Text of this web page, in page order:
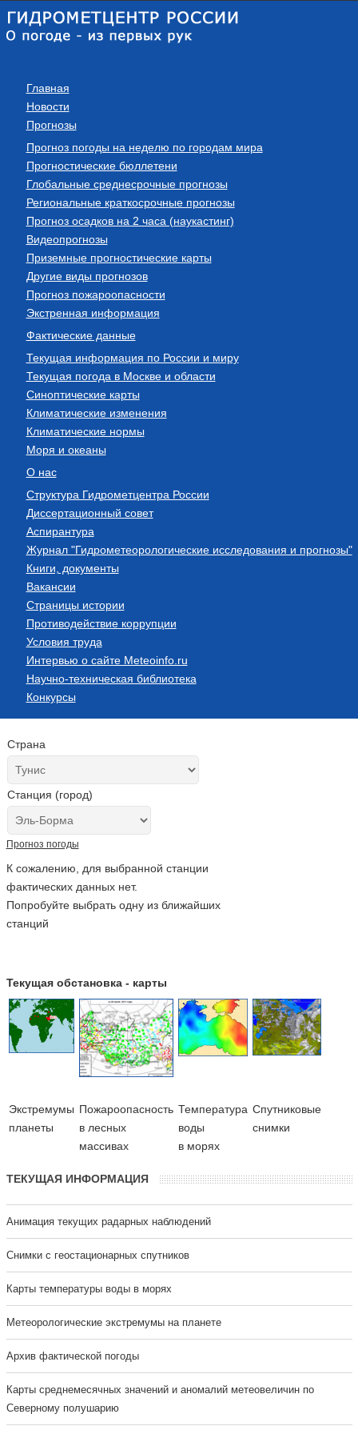
Главная
Новости
Прогнозы
Прогноз погоды на неделю по городам мира
Прогностические бюллетени
Глобальные среднесрочные прогнозы
Региональные краткосрочные прогнозы
Прогноз осадков на 2 часа (наукастинг)
Видеопрогнозы
Приземные прогностические карты
Другие виды прогнозов
Прогноз пожароопасности
Экстренная информация
Фактические данные
Текущая информация по России и миру
Текущая погода в Москве и области
Синоптические карты
Климатические изменения
Климатические нормы
Моря и океаны
О нас
Структура Гидрометцентра России
Диссертационный совет
Аспирантура
Журнал "Гидрометеорологические исследования и прогнозы"
Книги, документы
Вакансии
Страницы истории
Противодействие коррупции
Условия труда
Интервью о сайте Meteoinfo.ru
Научно-техническая библиотека
Конкурсы
Страна
Станция (город)
Прогноз погоды
К сожалению, для выбранной станции
фактических данных нет.
Попробуйте выбрать одну из ближайших
станций
Текущая обстановка - карты
Экстремумы
планеты
Пожароопасность
в лесных
массивах
Температура
воды
в морях
Cпутниковые
снимки
ТЕКУЩАЯ ИНФОРМАЦИЯ
Анимация текущих радарных наблюдений
Cнимки с геостационарных спутников
Карты температуры воды в морях
Метеорологические экстремумы на планете
Архив фактической погоды
Карты среднемесячных значений и аномалий метеовеличин по
Северному полушарию